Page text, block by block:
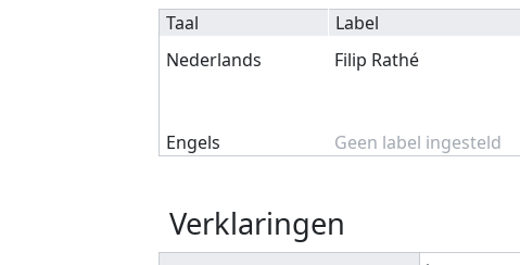
Taal Label
Nederlands
Filip Rathé
Engels
Geen label ingesteld
Verklaringen